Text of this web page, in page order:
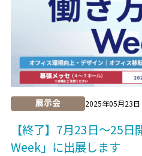
展示会 2025年05月23日
【終了】7月23日～25
Week」に出展します